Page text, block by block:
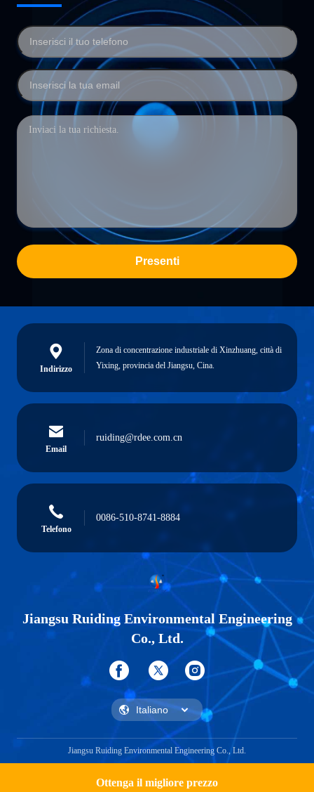
Ottenga il migliore prezzo
Presenti
Indirizzo
Zona di concentrazione industriale di Xinzhuang, città di
Yixing, provincia del Jiangsu, Cina.
Email
ruiding@rdee.com.cn
Telefono
0086-510-8741-8884
Jiangsu Ruiding Environmental Engineering
Co., Ltd.
Jiangsu Ruiding Environmental Engineering Co., Ltd.
Get a Quote